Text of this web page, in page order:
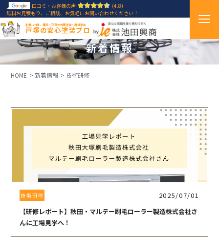
口コミ・お客様の声
(4.8)
無料お見積もり、ご相談、お気軽にお問い合わせください！
創業1971年、横浜・戸塚の外壁塗装・屋根塗装
戸塚の安心塗装プロ
新着情報
HOME 新着情報 技術研修
技術研修
2025/07/01
【研修レポート】秋田・マルテー刷毛ローラー製造株式会社さ
んに工場見学へ！